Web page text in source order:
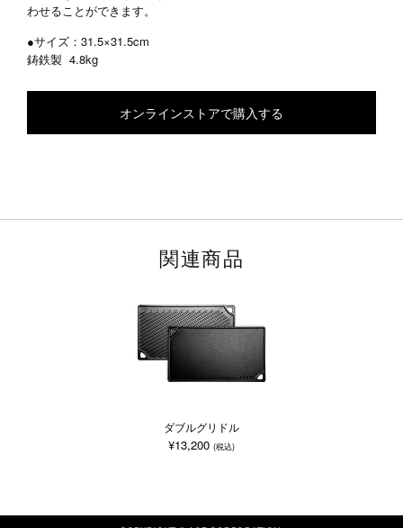
わせることができます。
●サイズ：31.5×31.5cm
鋳鉄製 4.8kg
オンラインストアで購入する
関連商品
ダブルグリドル
¥13,200 (税込)